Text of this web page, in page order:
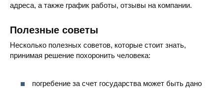
адреса, а также график работы, отзывы на компании.
Полезные советы
Несколько полезных советов, которые стоит знать,
принимая решение похоронить человека:
погребение за счет государства может быть дано